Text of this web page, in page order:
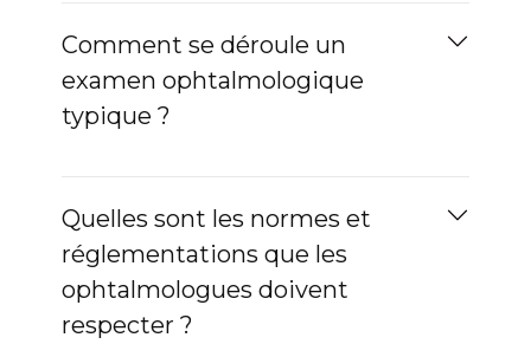
Comment se déroule un
examen ophtalmologique
typique ?
Quelles sont les normes et
réglementations que les
ophtalmologues doivent
respecter ?